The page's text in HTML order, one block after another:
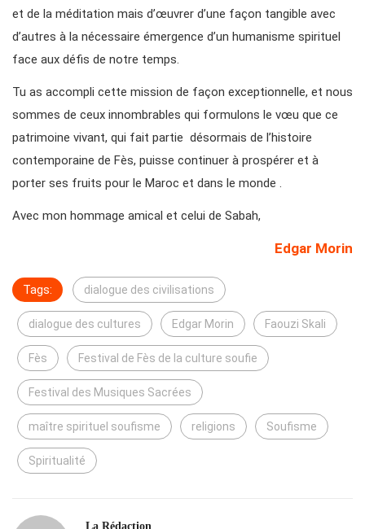
et de la méditation mais d’œuvrer d’une façon tangible avec
d’autres à la nécessaire émergence d’un humanisme spirituel
face aux défis de notre temps.
Tu as accompli cette mission de façon exceptionnelle, et nous
sommes de ceux innombrables qui formulons le vœu que ce
patrimoine vivant, qui fait partie désormais de l’histoire
contemporaine de Fès, puisse continuer à prospérer et à
porter ses fruits pour le Maroc et dans le monde .
Avec mon hommage amical et celui de Sabah,
Edgar Morin
Tags: dialogue des civilisations
dialogue des cultures Edgar Morin Faouzi Skali
Fès Festival de Fès de la culture soufie
Festival des Musiques Sacrées
maître spirituel soufisme religions Soufisme
Spiritualité
La Rédaction